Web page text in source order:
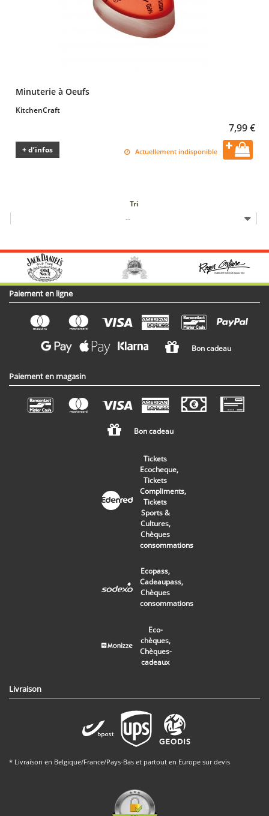
Minuterie à Oeufs
KitchenCraft
7,99 €
+ d’infos Actuellement indisponible
Tri
--
Paiement en ligne
Bon cadeau
Paiement en magasin
Bon cadeau
Tickets
Ecocheque,
Tickets
Compliments,
Tickets
Sports &
Cultures,
Chèques
consommations
Ecopass,
Cadeaupass,
Chèques
consommations
Eco-
chèques,
Chèques-
cadeaux
Livraison
* Livraison en Belgique/France/Pays-Bas et partout en Europe sur devis